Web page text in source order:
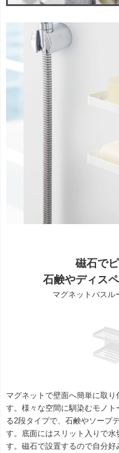
磁石で
石鹸やディス
マグネットバスル
マグネットで壁面へ簡単に取
す。様々な空間に馴染むモノ
る2段タイプで、石鹸やソープ
す。底面にはスリット入りで
す。磁石で設置するので自分